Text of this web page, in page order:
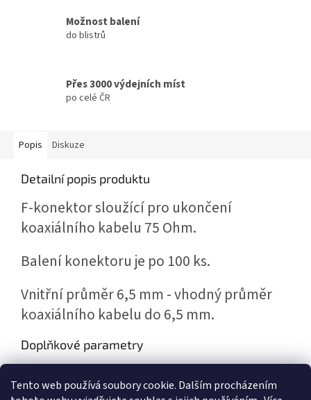
Tento web používá soubory cookie. Dalším procházením
Možnost balení
do blistrů
Přes 3000 výdejních míst
po celé ČR
Popis Diskuze
Detailní popis produktu
F-konektor sloužící pro ukončení
koaxiálního kabelu 75 Ohm.
Balení konektoru je po 100 ks.
Vnitřní průměr 6,5 mm - vhodný průměr
koaxiálního kabelu do 6,5 mm.
Doplňkové parametry
Hmotnost
0.003 kg